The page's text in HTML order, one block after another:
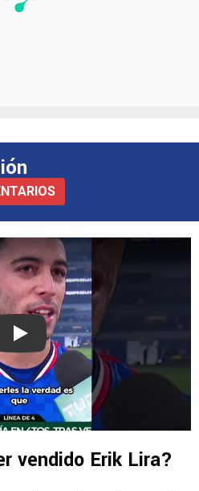
Play
vendido Erik Lira?